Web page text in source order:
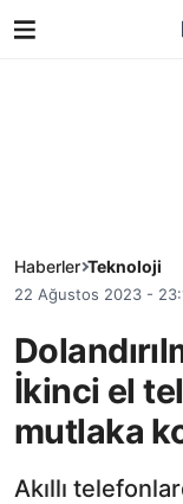
Haberler Teknoloji
22 Ağustos 2023 -
İkinci el
mutlaka
Akıllı